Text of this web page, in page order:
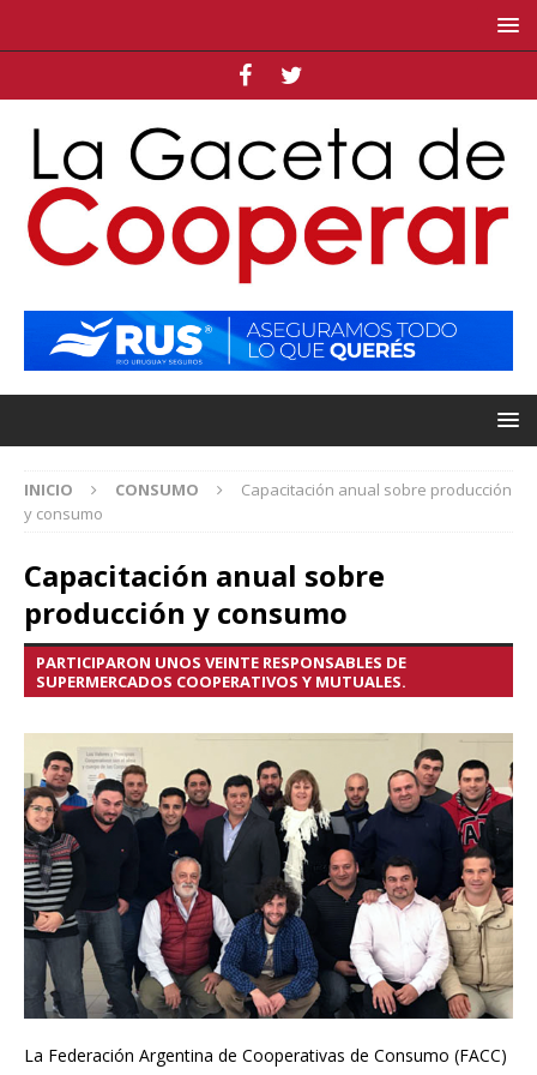
INICIO CONSUMO
Capacitación anual sobre producción
y consumo
Capacitación anual sobre
producción y consumo
PARTICIPARON UNOS VEINTE RESPONSABLES DE
SUPERMERCADOS COOPERATIVOS Y MUTUALES.
La Federación Argentina de Cooperativas de Consumo (FACC)